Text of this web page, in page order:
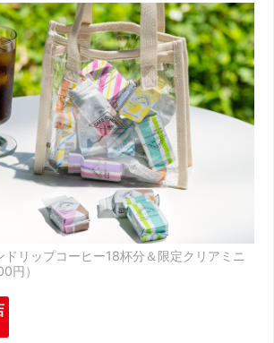
リップコーヒー18杯分＆限定クリアミニ
円）